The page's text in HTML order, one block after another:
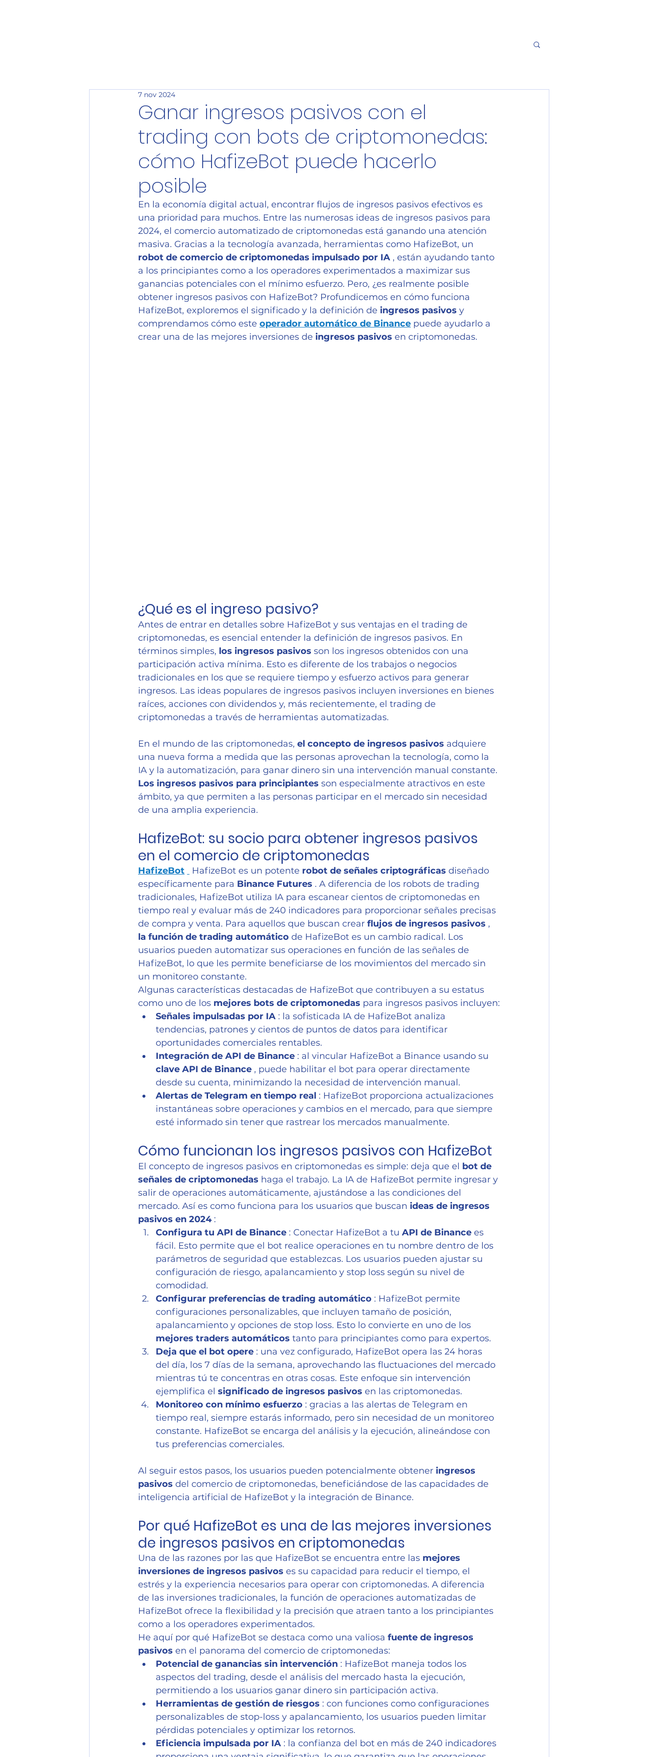
Ganar ingresos pasivos con el
trading con bots de criptomonedas:
cómo HafizeBot puede hacerlo
posible
7 nov 2024
En la economía digital actual, encontrar flujos de ingresos pasivos efectivos es
una prioridad para muchos. Entre las numerosas ideas de ingresos pasivos para
2024, el comercio automatizado de criptomonedas está ganando una atención
masiva. Gracias a la tecnología avanzada, herramientas como HafizeBot, un
robot de comercio de criptomonedas impulsado por IA , están ayudando tanto
a los principiantes como a los operadores experimentados a maximizar sus
ganancias potenciales con el mínimo esfuerzo. Pero, ¿es realmente posible
obtener ingresos pasivos con HafizeBot? Profundicemos en cómo funciona
HafizeBot, exploremos el significado y la definición de ingresos pasivos y
comprendamos cómo este operador automático de Binance puede ayudarlo a
crear una de las mejores inversiones de ingresos pasivos en criptomonedas.
¿Qué es el ingreso pasivo?
Antes de entrar en detalles sobre HafizeBot y sus ventajas en el trading de
criptomonedas, es esencial entender la definición de ingresos pasivos. En
términos simples, los ingresos pasivos son los ingresos obtenidos con una
participación activa mínima. Esto es diferente de los trabajos o negocios
tradicionales en los que se requiere tiempo y esfuerzo activos para generar
ingresos. Las ideas populares de ingresos pasivos incluyen inversiones en bienes
raíces, acciones con dividendos y, más recientemente, el trading de
criptomonedas a través de herramientas automatizadas.
En el mundo de las criptomonedas, el concepto de ingresos pasivos adquiere
una nueva forma a medida que las personas aprovechan la tecnología, como la
IA y la automatización, para ganar dinero sin una intervención manual constante.
Los ingresos pasivos para principiantes son especialmente atractivos en este
ámbito, ya que permiten a las personas participar en el mercado sin necesidad
de una amplia experiencia.
HafizeBot: su socio para obtener ingresos pasivos
en el comercio de criptomonedas
HafizeBot HafizeBot es un potente robot de señales criptográficas diseñado
específicamente para Binance Futures . A diferencia de los robots de trading
tradicionales, HafizeBot utiliza IA para escanear cientos de criptomonedas en
tiempo real y evaluar más de 240 indicadores para proporcionar señales precisas
de compra y venta. Para aquellos que buscan crear flujos de ingresos pasivos ,
la función de trading automático de HafizeBot es un cambio radical. Los
usuarios pueden automatizar sus operaciones en función de las señales de
HafizeBot, lo que les permite beneficiarse de los movimientos del mercado sin
un monitoreo constante.
Algunas características destacadas de HafizeBot que contribuyen a su estatus
como uno de los mejores bots de criptomonedas para ingresos pasivos incluyen:
Señales impulsadas por IA : la sofisticada IA de HafizeBot analiza
tendencias, patrones y cientos de puntos de datos para identificar
oportunidades comerciales rentables.
Integración de API de Binance : al vincular HafizeBot a Binance usando su
clave API de Binance , puede habilitar el bot para operar directamente
desde su cuenta, minimizando la necesidad de intervención manual.
Alertas de Telegram en tiempo real : HafizeBot proporciona actualizaciones
instantáneas sobre operaciones y cambios en el mercado, para que siempre
esté informado sin tener que rastrear los mercados manualmente.
Cómo funcionan los ingresos pasivos con HafizeBot
El concepto de ingresos pasivos en criptomonedas es simple: deja que el bot de
señales de criptomonedas haga el trabajo. La IA de HafizeBot permite ingresar y
salir de operaciones automáticamente, ajustándose a las condiciones del
mercado. Así es como funciona para los usuarios que buscan ideas de ingresos
pasivos en 2024 :
Configura tu API de Binance : Conectar HafizeBot a tu API de Binance es
fácil. Esto permite que el bot realice operaciones en tu nombre dentro de los
parámetros de seguridad que establezcas. Los usuarios pueden ajustar su
configuración de riesgo, apalancamiento y stop loss según su nivel de
comodidad.
Configurar preferencias de trading automático : HafizeBot permite
configuraciones personalizables, que incluyen tamaño de posición,
apalancamiento y opciones de stop loss. Esto lo convierte en uno de los
mejores traders automáticos tanto para principiantes como para expertos.
Deja que el bot opere : una vez configurado, HafizeBot opera las 24 horas
del día, los 7 días de la semana, aprovechando las fluctuaciones del mercado
mientras tú te concentras en otras cosas. Este enfoque sin intervención
ejemplifica el significado de ingresos pasivos en las criptomonedas.
Monitoreo con mínimo esfuerzo : gracias a las alertas de Telegram en
tiempo real, siempre estarás informado, pero sin necesidad de un monitoreo
constante. HafizeBot se encarga del análisis y la ejecución, alineándose con
tus preferencias comerciales.
Al seguir estos pasos, los usuarios pueden potencialmente obtener ingresos
pasivos del comercio de criptomonedas, beneficiándose de las capacidades de
inteligencia artificial de HafizeBot y la integración de Binance.
Por qué HafizeBot es una de las mejores inversiones
de ingresos pasivos en criptomonedas
Una de las razones por las que HafizeBot se encuentra entre las mejores
inversiones de ingresos pasivos es su capacidad para reducir el tiempo, el
estrés y la experiencia necesarios para operar con criptomonedas. A diferencia
de las inversiones tradicionales, la función de operaciones automatizadas de
HafizeBot ofrece la flexibilidad y la precisión que atraen tanto a los principiantes
como a los operadores experimentados.
He aquí por qué HafizeBot se destaca como una valiosa fuente de ingresos
pasivos en el panorama del comercio de criptomonedas:
Potencial de ganancias sin intervención : HafizeBot maneja todos los
aspectos del trading, desde el análisis del mercado hasta la ejecución,
permitiendo a los usuarios ganar dinero sin participación activa.
Herramientas de gestión de riesgos : con funciones como configuraciones
personalizables de stop-loss y apalancamiento, los usuarios pueden limitar
pérdidas potenciales y optimizar los retornos.
Eficiencia impulsada por IA : la confianza del bot en más de 240 indicadores